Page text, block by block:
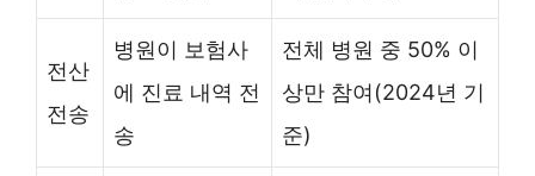
전산
전송
병원이 보험사
에 진료 내역 전
송
전체 병원 중 50% 이
상만 참여(2024년 기
준)